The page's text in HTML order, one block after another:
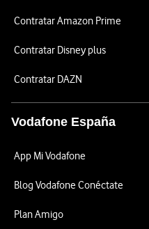
Contratar Amazon Prime
Contratar Disney plus
Contratar DAZN
Vodafone España
App Mi Vodafone
Blog Vodafone Conéctate
Plan Amigo